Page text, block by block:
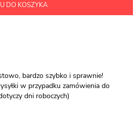
DO KOSZYKA
bardzo szybko i sprawnie!
w przypadku zamówienia do
dni roboczych)